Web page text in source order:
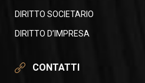
DIRITTO SOCIETARIO
DIRITTO D’IMPRESA
CONTATTI